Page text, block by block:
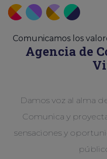
Comunicamos los
Agencia de
Damos voz al alma
Comunica y
sensaciones y